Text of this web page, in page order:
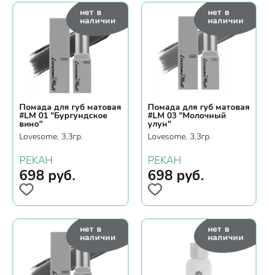
нет в
наличии
Помада для губ матовая
#LM 01 "Бургундское
вино"
Lovesome, 3,3гр.
PEKAH
698 руб.
нет в
наличии
Помада для губ матовая
#LM 03 "Молочный
улун"
Lovesome, 3,3гр.
PEKAH
698 руб.
нет в
наличии
нет в
наличии